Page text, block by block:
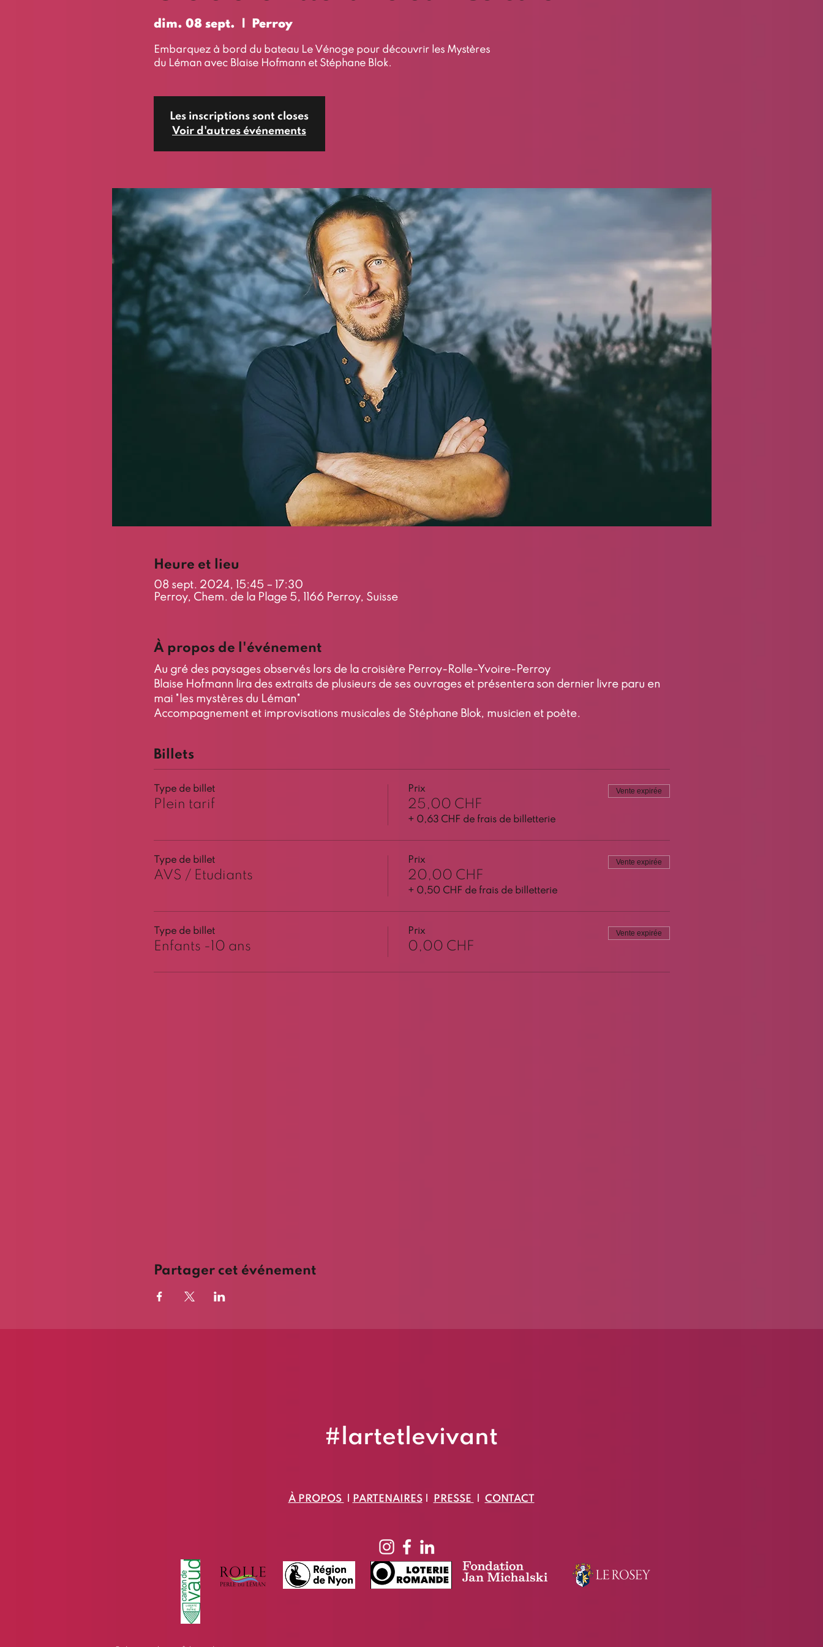
dim. 08 sept.
  |
Perroy
Embarquez à bord du bateau Le Vénoge pour découvrir les Mystères
du Léman avec Blaise Hofmann et Stéphane Blok.
Les inscriptions sont closes
Voir d'autres événements
Heure et lieu
08 sept. 2024, 15:45 – 17:30
Perroy, Chem. de la Plage 5, 1166 Perroy, Suisse
À propos de l'événement
​Au gré des paysages observés lors de la croisière Perroy-Rolle-Yvoire-Perroy
Blaise Hofmann lira des extraits de plusieurs de ses ouvrages et présentera son dernier livre paru en
mai "les mystères du Léman"
Accompagnement et improvisations musicales de Stéphane Blok, musicien et poète.
Billets
Type de billet
Plein tarif
Prix
25,00 CHF
+ 0,63 CHF de frais de billetterie
Vente expirée
Type de billet
AVS / Etudiants
Prix
20,00 CHF
+ 0,50 CHF de frais de billetterie
Vente expirée
Type de billet
Enfants -10 ans
Prix
0,00 CHF
Vente expirée
Partager cet événement
#lartetlevivant
​À PROPOS PARTENAIRES| PRESSE CONTACT